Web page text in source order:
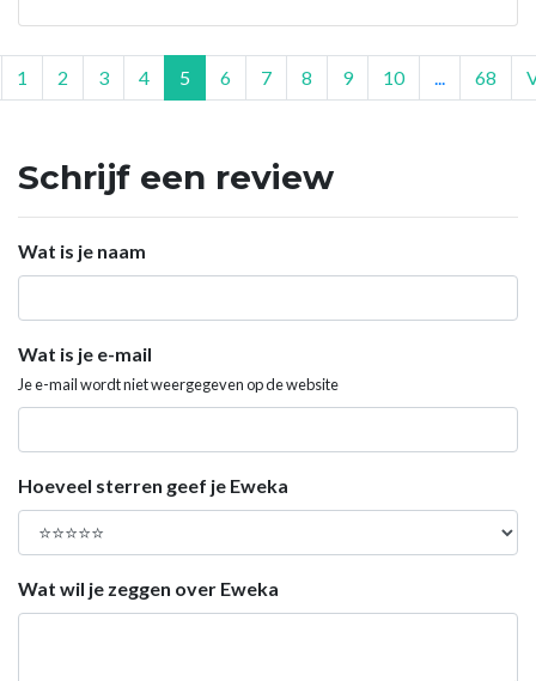
1 2 3 4 5 6 7 8 9 10 68
Schrijf een review
Wat is je naam
Wat is je e-mail
Je e-mail wordt niet weergegeven op de website
Hoeveel sterren geef je Eweka
Wat wil je zeggen over Eweka